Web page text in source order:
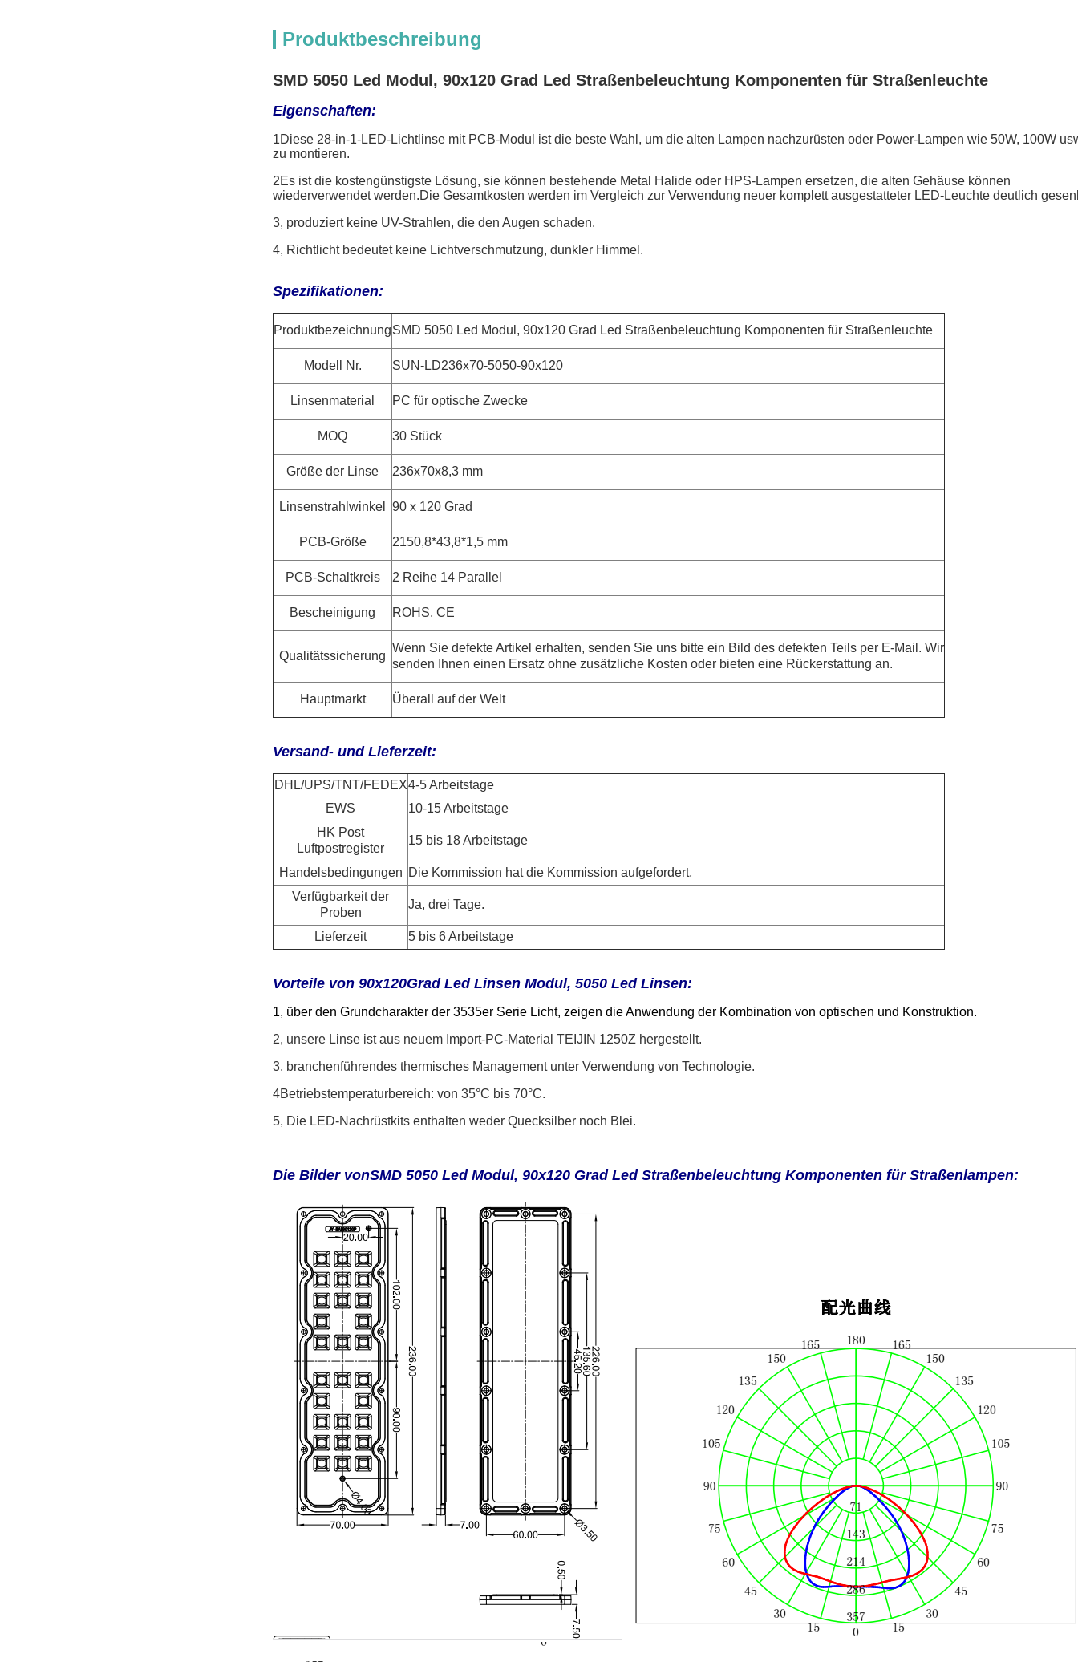
Produktbeschreibung
SMD 5050 Led Modul, 90x120 Grad Led Straßenbeleuchtung Komponenten für Straßenleuchte
Eigenschaften:
1Diese 28-in-1-LED-Lichtlinse mit PCB-Modul ist die beste Wahl, um die alten Lampen nachzurüsten oder Power-Lampen wie 50W, 100W
zu montieren.
2Es ist die kostengünstigste Lösung, sie können bestehende Metal Halide oder HPS-Lampen ersetzen, die alten Gehäuse können
wiederverwendet werden.Die Gesamtkosten werden im Vergleich zur Verwendung neuer komplett ausgestatteter LED-Leuchte deutlich
3, produziert keine UV-Strahlen, die den Augen schaden.
4, Richtlicht bedeutet keine Lichtverschmutzung, dunkler Himmel.
Spezifikationen:
ProduktbezeichnungSMD 5050 Led Modul, 90x120 Grad Led Straßenbeleuchtung Komponenten für Straßenleuchte
Modell Nr. SUN-LD236x70-5050-90x120
Linsenmaterial PC für optische Zwecke
MOQ 30 Stück
Größe der Linse 236x70x8,3 mm
Linsenstrahlwinkel 90 x 120 Grad
PCB-Größe 2150,8*43,8*1,5 mm
PCB-Schaltkreis 2 Reihe 14 Parallel
Bescheinigung ROHS, CE
Qualitätssicherung
Wenn Sie defekte Artikel erhalten, senden Sie uns bitte ein Bild des defekten Teils per E-Mail. Wir
senden Ihnen einen Ersatz ohne zusätzliche Kosten oder bieten eine Rückerstattung an.
Hauptmarkt Überall auf der Welt
Versand- und Lieferzeit:
DHL/UPS/TNT/FEDEX4-5 Arbeitstage
EWS
10-15 Arbeitstage
HK Post
Luftpostregister
15 bis 18 Arbeitstage
Handelsbedingungen Die Kommission hat die Kommission aufgefordert,
Verfügbarkeit der
Proben
Ja, drei Tage.
Lieferzeit 5 bis 6 Arbeitstage
Vorteile von 90x120Grad Led Linsen Modul, 5050 Led Linsen:
1, über den Grundcharakter der 3535er Serie Licht, zeigen die Anwendung der Kombination von optischen und Konstruktion.
2, unsere Linse ist aus neuem Import-PC-Material TEIJIN 1250Z hergestellt.
3, branchenführendes thermisches Management unter Verwendung von Technologie.
4Betriebstemperaturbereich: von 35°C bis 70°C.
5, Die LED-Nachrüstkits enthalten weder Quecksilber noch Blei.
Die Bilder vonSMD 5050 Led Modul, 90x120 Grad Led Straßenbeleuchtung Komponenten für Straßenlampen: